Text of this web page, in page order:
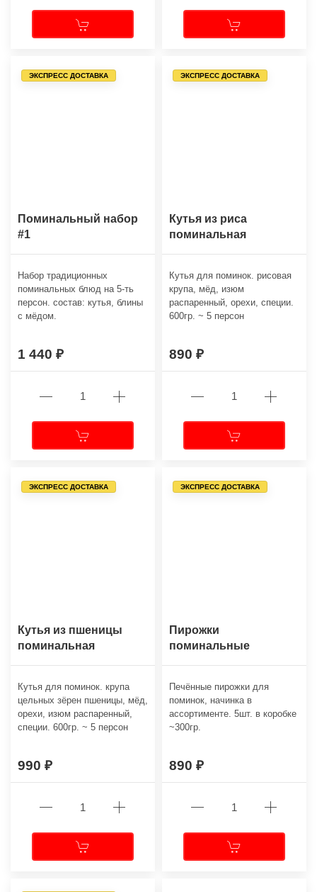
ЭКСПРЕСС ДОСТАВКА
Поминальный набор
#1
Набор традиционных
поминальных блюд на 5-ть
персон. состав: кутья, блины
с мёдом.
1 440
ЭКСПРЕСС ДОСТАВКА
Кутья из риса
поминальная
Кутья для поминок. рисовая
крупа, мёд, изюм
распаренный, орехи, специи.
600гр. ~ 5 персон
890
ЭКСПРЕСС ДОСТАВКА
Кутья из пшеницы
поминальная
Кутья для поминок. крупа
цельных зёрен пшеницы, мёд,
орехи, изюм распаренный,
специи. 600гр. ~ 5 персон
990
ЭКСПРЕСС ДОСТАВКА
Пирожки
поминальные
Печённые пирожки для
поминок, начинка в
ассортименте. 5шт. в коробке
~300гр.
890